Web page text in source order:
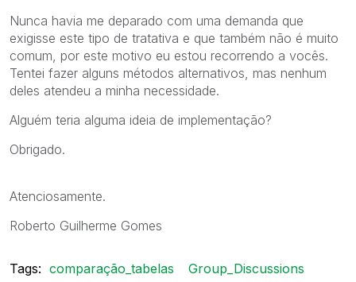
Nunca havia me deparado com uma demanda que
exigisse este tipo de tratativa e que também não é muito
comum, por este motivo eu estou recorrendo a vocês.
Tentei fazer alguns métodos alternativos, mas nenhum
deles atendeu a minha necessidade.
Alguém teria alguma ideia de implementação?
Obrigado.
Atenciosamente.
Roberto Guilherme Gomes
Tags: comparação_tabelas Group_Discussions